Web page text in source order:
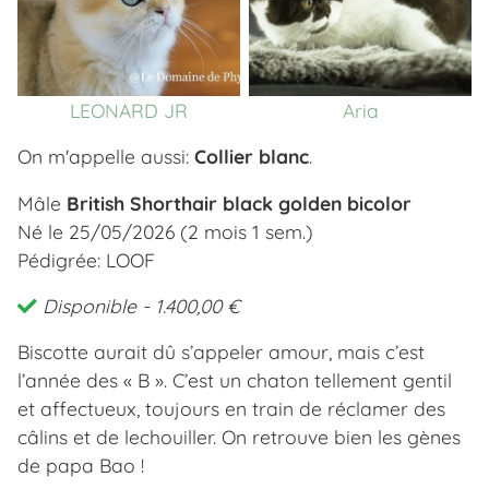
LEONARD JR
Aria
On m'appelle aussi: Collier blanc.
Mâle British Shorthair black golden bicolor
Né le 25/05/2026 (2 mois 1 sem.)
Pédigrée: LOOF
Disponible - 1.400,00 €
Biscotte aurait dû s’appeler amour, mais c’est
l’année des « B ». C’est un chaton tellement gentil
et affectueux, toujours en train de réclamer des
câlins et de lechouiller. On retrouve bien les gènes
de papa Bao !